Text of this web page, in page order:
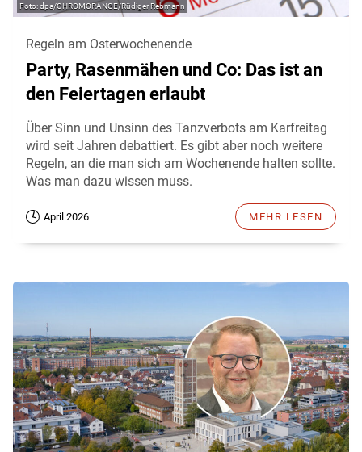
dpa/CHROMORANGE/Rüdiger Rebmann
Regeln am Osterwochenende
Party, Rasenmähen und Co: Das ist an
den Feiertagen erlaubt
Über Sinn und Unsinn des Tanzverbots am Karfreitag
wird seit Jahren debattiert. Es gibt aber noch weitere
Regeln, an die man sich am Wochenende halten sollte.
Was man dazu wissen muss.
April 2026 MEHR LESEN